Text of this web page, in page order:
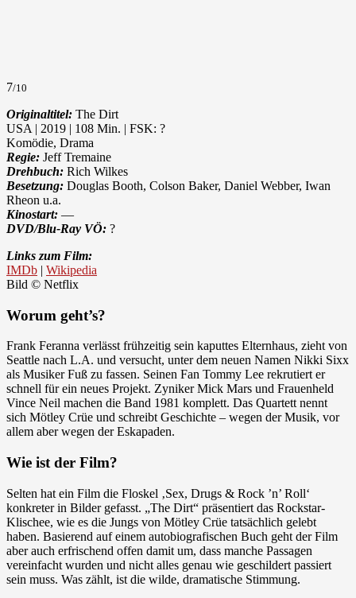
7/10
Originaltitel: The Dirt
USA | 2019 | 108 Min. | FSK: ?
Komödie, Drama
Regie: Jeff Tremaine
Drehbuch: Rich Wilkes
Besetzung: Douglas Booth, Colson Baker, Daniel Webber, Iwan
Rheon u.a.
Kinostart: —
DVD/Blu-Ray VÖ: ?
Links zum Film:
IMDb | Wikipedia
Bild © Netflix
Worum geht’s?
Frank Feranna verlässt frühzeitig sein kaputtes Elternhaus, zieht von
Seattle nach L.A. und versucht, unter dem neuen Namen Nikki Sixx
als Musiker Fuß zu fassen. Seinen Fan Tommy Lee rekrutiert er
schnell für ein neues Projekt. Zyniker Mick Mars und Frauenheld
Vince Neil machen die Band 1981 komplett. Das Quartett nennt
sich Mötley Crüe und schreibt Geschichte – wegen der Musik, vor
allem aber wegen der Eskapaden.
Wie ist der Film?
Selten hat ein Film die Floskel ‚Sex, Drugs & Rock ’n’ Roll‘
konkreter in Bilder gefasst. „The Dirt“ präsentiert das Rockstar-
Klischee, wie es die Jungs von Mötley Crüe tatsächlich gelebt
haben. Basierend auf einem autobiografischen Buch geht der Film
aber auch erfrischend offen damit um, dass manche Passagen
vereinfacht wurden und nicht alles genau wie geschildert passiert
sein muss. Was zählt, ist die wilde, dramatische Stimmung.